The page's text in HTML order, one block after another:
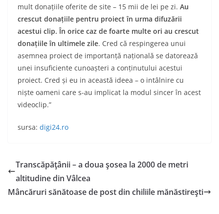
mult donaţiile oferite de site – 15 mii de lei pe zi. Au
crescut donaţiile pentru proiect în urma difuzării
acestui clip. În orice caz de foarte multe ori au crescut
donaţiile în ultimele zile. Cred că respingerea unui
asemnea proiect de importanță naţională se datorează
unei insuficiente cunoaşteri a conținutului acestui
proiect. Cred şi eu in această ideea – o intâlnire cu
nişte oameni care s-au implicat la modul sincer în acest
videoclip.”
sursa: digi24.ro
Transcăpăţânii – a doua şosea la 2000 de metri
altitudine din Vâlcea
Mâncăruri sănătoase de post din chiliile mănăstireşti